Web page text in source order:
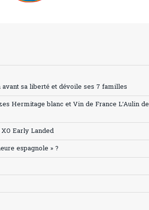
avant sa liberté et dévoile ses 7 familles
Hermitage blanc et Vin de France L’Aulin de
Early Landed
espagnole » ?